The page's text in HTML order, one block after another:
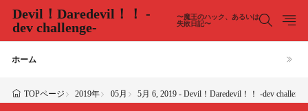
Devil！Daredevil！！ -
dev challenge-
〜魔王のハック、あるいは
失敗日記〜
ホーム
TOPページ 2019年 05月 5月 6, 2019 - Devil！Daredevil！！ -dev